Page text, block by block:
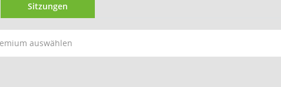
Sitzungen
auswählen